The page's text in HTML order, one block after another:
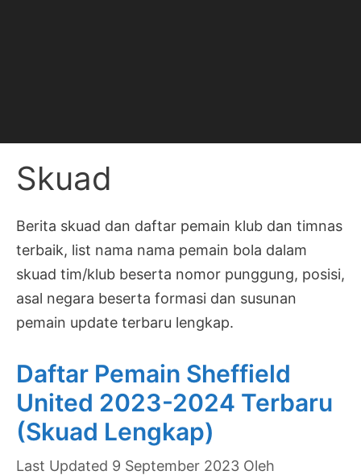
Skuad
Berita skuad dan daftar pemain klub dan timnas
terbaik, list nama nama pemain bola dalam
skuad tim/klub beserta nomor punggung, posisi,
asal negara beserta formasi dan susunan
pemain update terbaru lengkap.
Daftar Pemain Sheffield
United 2023-2024 Terbaru
(Skuad Lengkap)
9 September 2023 Oleh